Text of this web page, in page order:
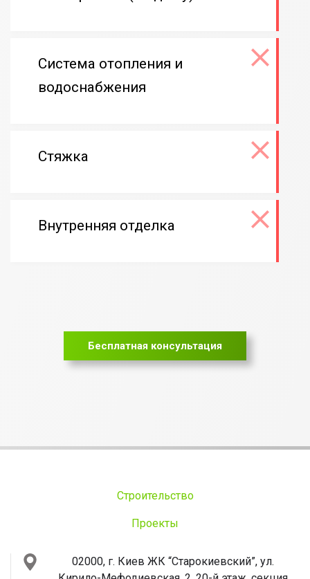
Система отопления и
водоснабжения
Стяжка
Внутренняя отделка
Бесплатная консультация
Строительство
Проекты
02000, г. Киев ЖК “Старокиевский”, ул.